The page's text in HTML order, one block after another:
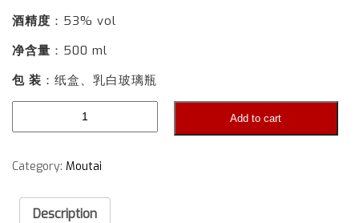
酒精度 ：53% vol
净含量 ：500 ml
包 装 ：纸盒、乳白玻璃瓶
Add to cart
Category: Moutai
Description